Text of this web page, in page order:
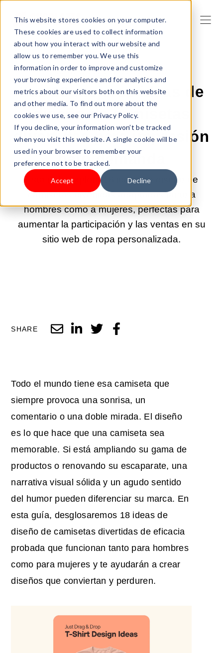
This website stores cookies on your computer.
These cookies are used to collect information
about how you interact with our website and
allow us to remember you. We use this
information in order to improve and customize
your browsing experience and for analytics and
metrics about our visitors both on this website
and other media. To find out more about the
cookies we use, see our Privacy Policy.
If you decline, your information won’t be tracked
when you visit this website. A single cookie will be
used in your browser to remember your
preference not to be tracked.
Accept Decline
13-AGO-2025 10:00:00 |POD
Las 18 mejores ideas de
diseño de camisetas
divertidas para impresión
bajo demanda
Esta guía explora 18 ideas de diseño de
camisetas divertidas adaptadas tanto a
hombres como a mujeres, perfectas para
aumentar la participación y las ventas en su
sitio web de ropa personalizada.
SHARE
Todo el mundo tiene esa camiseta que
siempre provoca una sonrisa, un
comentario o una doble mirada. El diseño
es lo que hace que una camiseta sea
memorable. Si está ampliando su gama de
productos o renovando su escaparate, una
narrativa visual sólida y un agudo sentido
del humor pueden diferenciar su marca. En
esta guía, desglosaremos 18 ideas de
diseño de camisetas divertidasde eficacia
probada que funcionan tanto para hombres
como para mujeres y te ayudarán a crear
diseños que conviertan y perduren.